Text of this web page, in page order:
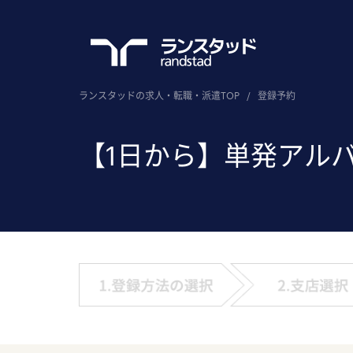
ランスタッドの求人・転職・派遣TOP / 登録予約
【1日から】単発アル